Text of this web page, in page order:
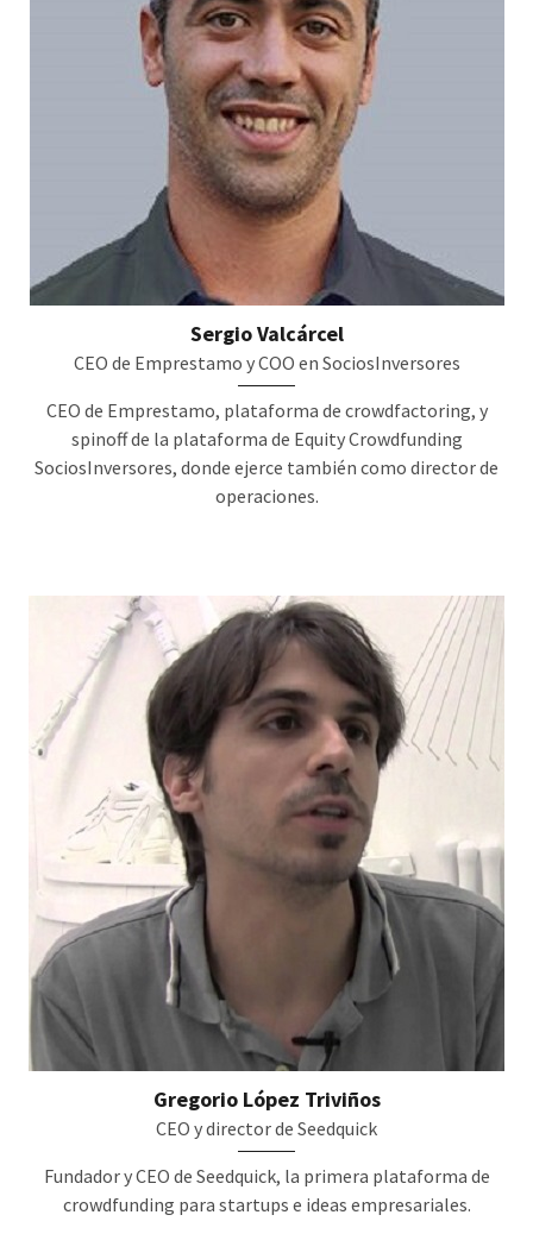
Sergio Valcárcel
CEO de Emprestamo y COO en SociosInversores
CEO de Emprestamo, plataforma de crowdfactoring, y
spinoff de la plataforma de Equity Crowdfunding
SociosInversores, donde ejerce también como director de
operaciones.
Gregorio López Triviños
CEO y director de Seedquick
Fundador y CEO de Seedquick, la primera plataforma de
crowdfunding para startups e ideas empresariales.